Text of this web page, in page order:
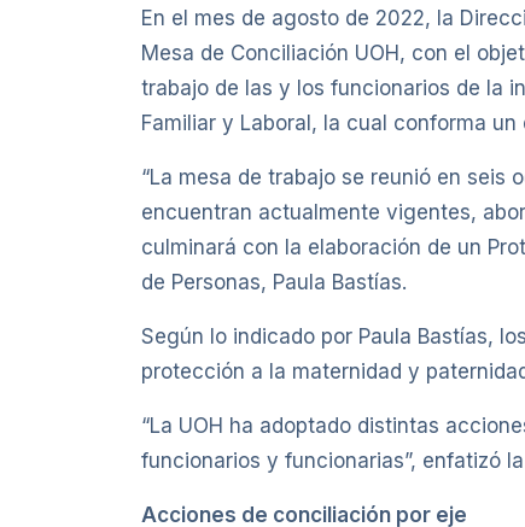
En el mes de agosto de 2022, la
Mesa de Conciliación UOH, con el
trabajo de las y los funcionarios de la
Familiar y Laboral, la cual conforma
“La mesa de trabajo se reunió en
encuentran actualmente vigentes,
culminará con la elaboración de un
de Personas, Paula Bastías.
Según lo indicado por Paula Bastías,
protección a la maternidad y
“La UOH ha adoptado distintas
funcionarios y funcionarias”, enfatizó
Acciones de conciliación por eje